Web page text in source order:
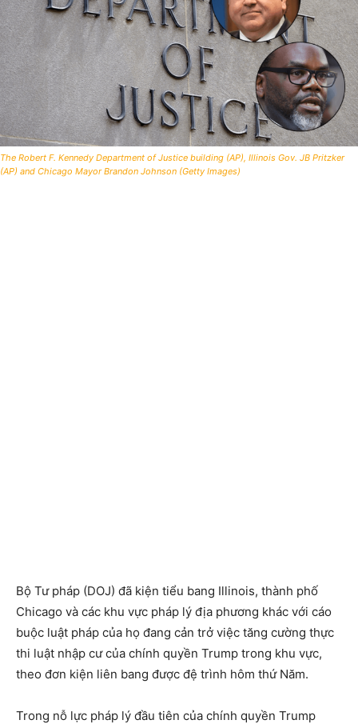
The Robert F. Kennedy Department of Justice building (AP), Illinois Gov. JB Pritzker
(AP) and Chicago Mayor Brandon Johnson (Getty Images)
Bộ Tư pháp (DOJ) đã kiện tiểu bang Illinois, thành phố
Chicago và các khu vực pháp lý địa phương khác với cáo
buộc luật pháp của họ đang cản trở việc tăng cường thực
thi luật nhập cư của chính quyền Trump trong khu vực,
theo đơn kiện liên bang được đệ trình hôm thứ Năm.
Trong nỗ lực pháp lý đầu tiên của chính quyền Trump